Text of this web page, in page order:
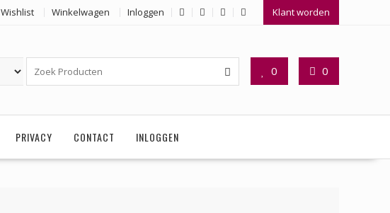
Wishlist Winkelwagen Inloggen Klant worden
0 0
PRIVACY CONTACT INLOGGEN